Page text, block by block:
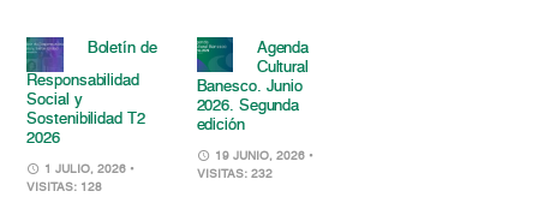
Boletín de
Responsabilidad
Social y
Sostenibilidad T2
2026
1 JULIO, 2026 •
VISITAS: 128
Agenda
Cultural
Banesco. Junio
2026. Segunda
edición
19 JUNIO, 2026 •
VISITAS: 232